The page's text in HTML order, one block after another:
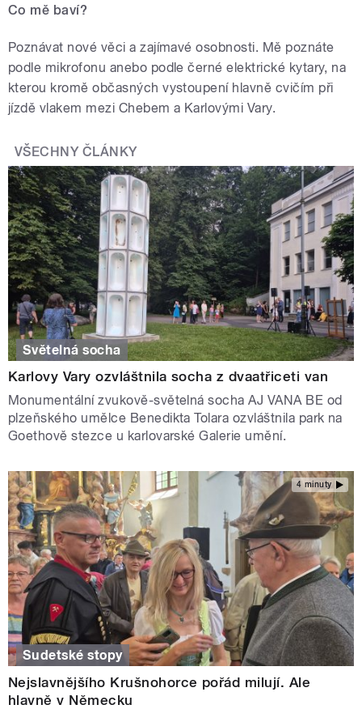
Co mě baví?
Poznávat nové věci a zajímavé osobnosti. Mě poznáte
podle mikrofonu anebo podle černé elektrické kytary, na
kterou kromě občasných vystoupení hlavně cvičím při
jízdě vlakem mezi Chebem a Karlovými Vary.
VŠECHNY ČLÁNKY
Světelná socha
Karlovy Vary ozvláštnila socha z dvaatřiceti van
Monumentální zvukově-světelná socha AJ VANA BE od
plzeňského umělce Benedikta Tolara ozvláštnila park na
Goethově stezce u karlovarské Galerie umění.
4 minuty
Sudetské stopy
Nejslavnějšího Krušnohorce pořád milují. Ale
hlavně v Německu